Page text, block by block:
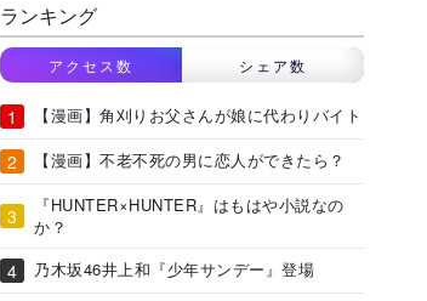
ランキング
アクセス数 シェア数
【漫画】角刈りお父さんが娘に代わりバイト
【漫画】不老不死の男に恋人ができたら？
『HUNTER×HUNTER』はもはや小説なの
か？
乃木坂46井上和『少年サンデー』登場